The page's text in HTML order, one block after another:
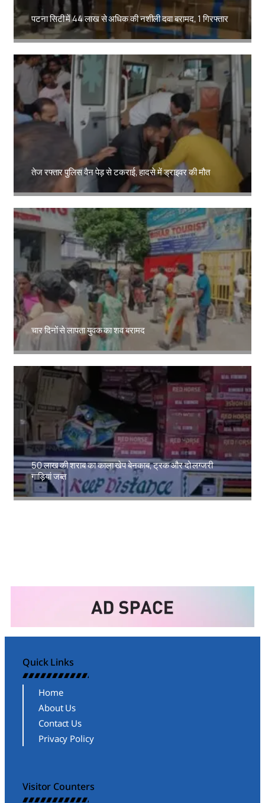
पटना सिटी में 44 लाख से अधिक की नशीली दवा बरामद, 1 गिरफ्तार
Amit Lekh
तेज रफ्तार पुलिस वैन पेड़ से टकराई, हादसे में ड्राइवर की मौत
चार दिनों से लापता युवक का शव बरामद
50 लाख की शराब का काला खेप बेनकाब, ट्रक और दो लग्जरी
गाड़ियां जब्त
Amit Lekh
Quick Links
Home
About Us
Contact Us
Privacy Policy
Visitor Counters